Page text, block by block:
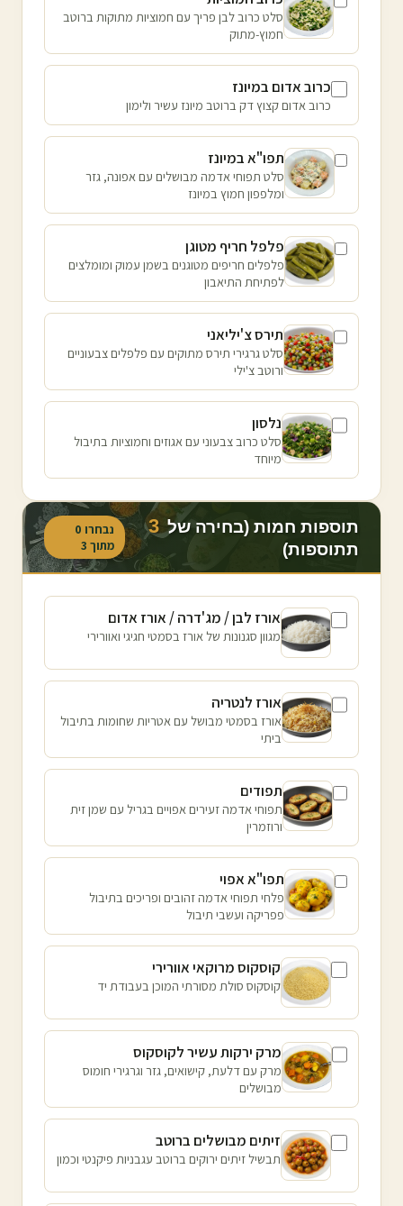
סלט כרוב לבן פריך עם חמוציות מתוקות ברוטב
חמוץ-מתוק
כרוב אדום במיונז
כרוב אדום קצוץ דק ברוטב מיונז עשיר ולימון
תפו"א במיונז
סלט תפוחי אדמה מבושלים עם אפונה, גזר
ומלפפון חמוץ במיונז
פלפל חריף מטוגן
פלפלים חריפים מטוגנים בשמן עמוק ומומלצים
לפתיחת התיאבון
תירס צ'יליאני
סלט גרגירי תירס מתוקים עם פלפלים צבעוניים
ורוטב צ'ילי
נלסון
סלט כרוב צבעוני עם אגוזים וחמוציות בתיבול
מיוחד
תוספות חמות (בחירה של 3
תתוספות)
נבחרו 0
מתוך 3
אורז לבן / מג'דרה / אורז אדום
מגוון סגנונות של אורז בסמטי חגיגי ואוורירי
אורז לנטריה
אורז בסמטי מבושל עם אטריות שחומות בתיבול
ביתי
תפודים
תפוחי אדמה זעירים אפויים בגריל עם שמן זית
ורוזמרין
תפו"א אפוי
פלחי תפוחי אדמה זהובים ופריכים בתיבול
פפריקה ועשבי תיבול
קוסקוס מרוקאי אוורירי
קוסקוס סולת מסורתי המוכן בעבודת יד
מרק ירקות עשיר לקוסקוס
מרק עם דלעת, קישואים, גזר וגרגירי חומוס
מבושלים
זיתים מבושלים ברוטב
תבשיל זיתים ירוקים ברוטב עגבניות פיקנטי וכמון